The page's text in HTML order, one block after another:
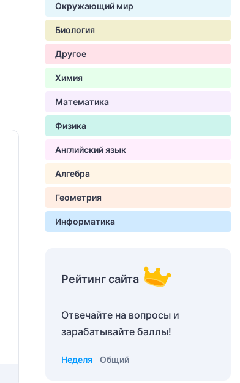
Окружающий мир
Биология
Другое
Химия
Математика
Физика
Английский язык
Алгебра
Геометрия
Информатика
Рейтинг сайта
Отвечайте на вопросы и
зарабатывайте баллы!
Неделя Общий